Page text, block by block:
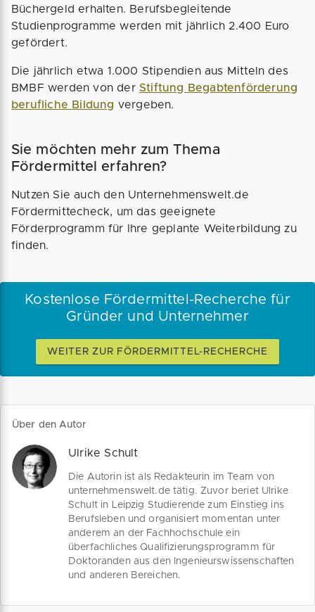
Büchergeld erhalten. Berufsbegleitende
Studienprogramme werden mit jährlich 2.400 Euro
gefördert.
Die jährlich etwa 1.000 Stipendien aus Mitteln des
BMBF werden von der Stiftung Begabtenförderung
berufliche Bildung vergeben.
Sie möchten mehr zum Thema
Fördermittel erfahren?
Nutzen Sie auch den Unternehmenswelt.de
Fördermittecheck, um das geeignete
Förderprogramm für Ihre geplante Weiterbildung zu
finden.
Kostenlose Fördermittel-Recherche für
Gründer und Unternehmer
WEITER ZUR FÖRDERMITTEL-RECHERCHE
Über den Autor
Ulrike Schult
Die Autorin ist als Redakteurin im Team von
unternehmenswelt.de tätig. Zuvor beriet Ulrike
Schult in Leipzig Studierende zum Einstieg ins
Berufsleben und organisiert momentan unter
anderem an der Fachhochschule ein
überfachliches Qualifizierungsprogramm für
Doktoranden aus den Ingenieurswissenschaften
und anderen Bereichen.